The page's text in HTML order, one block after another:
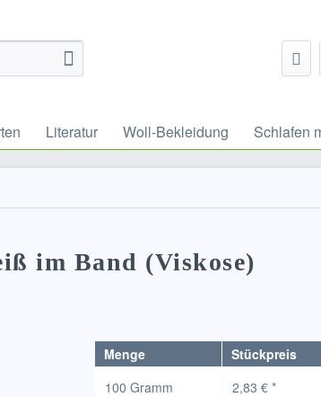
Literatur Woll-Bekleidung Schlafen
im Band (Viskose)
Menge Stückpreis
100 Gramm
2,83 € *